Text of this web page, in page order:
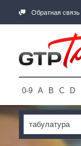
Обратная связь
0-9 A B C D
табулатура